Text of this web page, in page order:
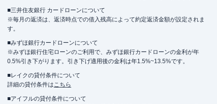
■三井住友銀行 カードローンについて
※毎月の返済は、返済時点での借入残高によって約定返済金額が設定されま
す。
■みずほ銀行カードローンについて
※みずほ銀行住宅ローンのご利用で、みずほ銀行カードローンの金利が年
0.5%引き下がります。引き下げ適用後の金利は年1.5%~13.5%です。
■レイクの貸付条件について
詳細の貸付条件はこちら
■アイフルの貸付条件について